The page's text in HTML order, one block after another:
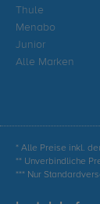
Thule
Menabo
Junior
Alle Marken
* Alle Preise inkl.
** Unverbindliche
*** Nur